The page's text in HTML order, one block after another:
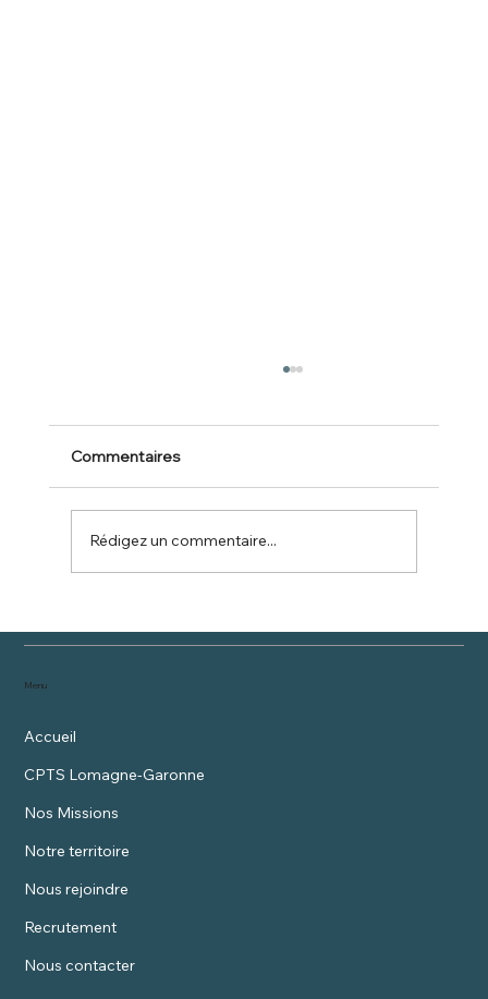
Patient diabètique
Commentaires
Rédigez un commentaire...
Accueil
CPTS Lomagne-Garonne
Nos Missions
Notre territoire
Nous rejoindre
Recrutement
Nous contacter
Menu